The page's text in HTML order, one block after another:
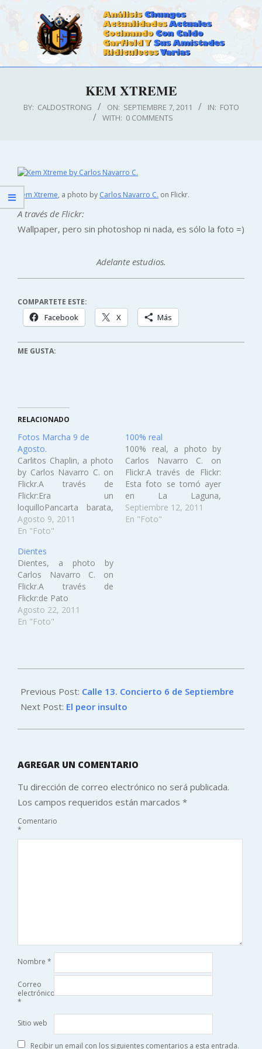
CALDOSTRONG.COM
KEM XTREME
BY: CALDOSTRONG ON: SEPTIEMBRE 7, 2011 IN: FOTO
WITH: 0 COMMENTS
Kem Xtreme, a photo by Carlos Navarro C. on Flickr.
A través de Flickr:
Wallpaper, pero sin photoshop ni nada, es sólo la foto =)
Adelante estudios.
COMPARTETE ESTE:
Facebook X Más
ME GUSTA:
RELACIONADO
Fotos Marcha 9 de
Agosto.
Carlitos Chaplin, a photo
by Carlos Navarro C. on
Flickr.A través de
Flickr:Era un
loquilloPancarta barata,
a photo by Carlos
Navarro C. on Flickr.A
panfleto nunca.Ni uno ni
lo otro..., a photo by
Carlos Navarro C. on
Flickr.A través de
Flickr:Amén.Globos
armados, a photo by
Carlos Navarro…
Agosto 9, 2011
En "Foto"
100% real
100% real, a photo by
Carlos Navarro C. on
Flickr.A través de Flickr:
Esta foto se tomó ayer
en La Laguna,
Valparaíso, Chile, con
una Nikon Coolpix
Septiembre 12, 2011
En "Foto"
Dientes
Dientes, a photo by
Carlos Navarro C. on
Flickr.A través de
Flickr:de Pato
Agosto 22, 2011
En "Foto"
09-
07
Previous Post: Calle 13. Concierto 6 de Septiembre
Next Post: El peor insulto
AGREGAR UN COMENTARIO
Tu dirección de correo electrónico no será publicada.
Los campos requeridos están marcados *
Comentario
*
Nombre *
Correo
electrónico
*
Sitio web
Recibir un email con los siguientes comentarios a esta entrada.